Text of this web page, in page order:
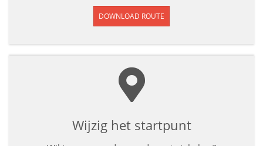
DOWNLOAD ROUTE
Wijzig het startpunt